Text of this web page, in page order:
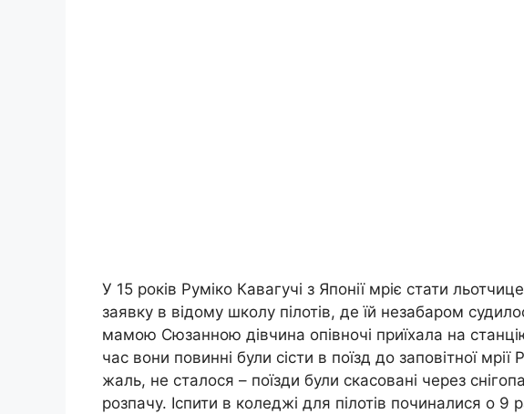
У 15 років Руміко Кавагучі з Японії мріє стати
заявку в відому школу пілотів, де їй незабаром
мамою Сюзанною дівчина опівночі приїхала на
час вони повинні були сісти в поїзд до заповітної
жаль, не сталося – поїзди були скасовані через
розпачу. Іспити в коледжі для пілотів починалися о 9